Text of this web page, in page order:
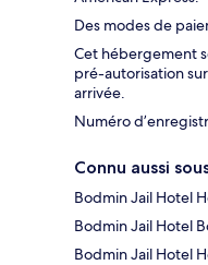
Des modes de
Cet hébergement
pré-autorisation
arrivée.
Numéro
Connu aussi
Bodmin Jail Hotel
Bodmin Jail Hotel
Bodmin Jail Hotel